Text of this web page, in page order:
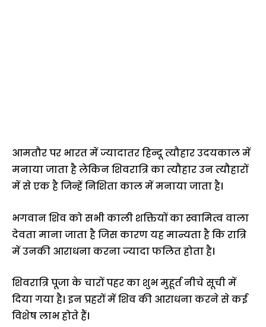
आमतौर पर भारत में ज्यादातर हिन्दू त्यौहार उदयकाल में
मनाया जाता है लेकिन शिवरात्रि का त्यौहार उन त्यौहारों
में से एक है जिन्हें निशिता काल में मनाया जाता है।
भगवान शिव को सभी काली शक्तियों का स्वामित्व वाला
देवता माना जाता है जिस कारण यह मान्यता है कि रात्रि
में उनकी आराधना करना ज्यादा फलित होता है।
शिवरात्रि पूजा के चारों पहर का शुभ मुहूर्त नीचे सूची में
दिया गया है। इन प्रहरों में शिव की आराधना करने से कई
विशेष लाभ होते हैं।